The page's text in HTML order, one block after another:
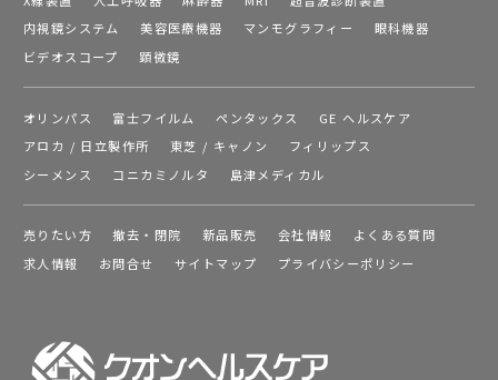
内視鏡システム
美容医療機器 マンモグラフィー
眼科機器
ビデオスコープ
顕微鏡
オリンパス 富士フイルム ペンタックス
GE ヘルスケア
アロカ / 日立製作所
東芝 / キャノン
フィリップス
シーメンス
コニカミノルタ 島津メディカル
売りたい方 撤去・閉院 新品販売 会社情報
よくある質問
求人情報
お問合せ サイトマップ プライバシーポリシー